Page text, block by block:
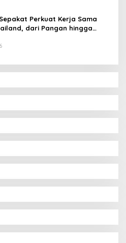
Perkuat Kerja Sama
dari Pangan hingga